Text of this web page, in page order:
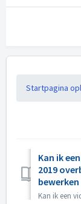
Startpagina
Kan ik
2019
bewerken